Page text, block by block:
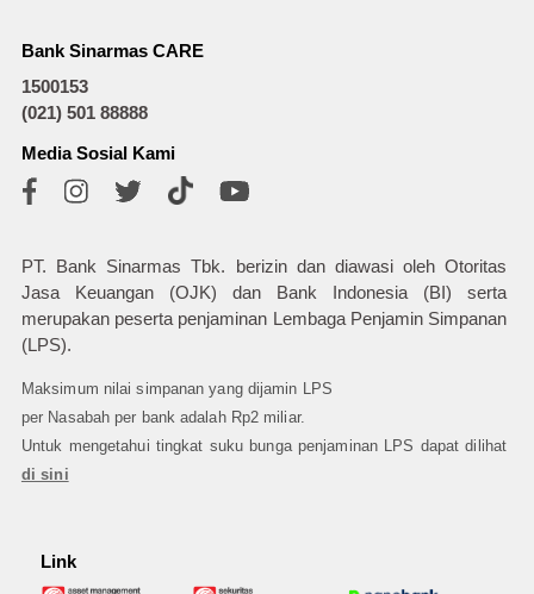
Bank Sinarmas CARE
1500153
(021) 501 88888
Media Sosial Kami
PT. Bank Sinarmas Tbk. berizin dan diawasi oleh Otoritas
Jasa Keuangan (OJK) dan Bank Indonesia (BI) serta
merupakan peserta penjaminan Lembaga Penjamin Simpanan
(LPS).
Maksimum nilai simpanan yang dijamin LPS
per Nasabah per bank adalah Rp2 miliar.
Untuk mengetahui tingkat suku bunga penjaminan LPS dapat dilihat
di sini
Link